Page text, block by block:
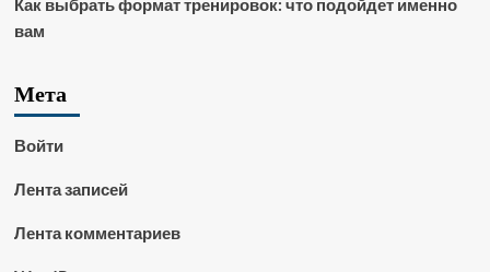
Как выбрать формат тренировок: что подойдет именно
вам
Мета
Войти
Лента записей
Лента комментариев